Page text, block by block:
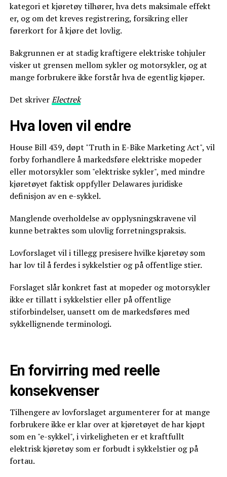
kategori et kjøretøy tilhører, hva dets maksimale effekt
er, og om det kreves registrering, forsikring eller
førerkort for å kjøre det lovlig.
Bakgrunnen er at stadig kraftigere elektriske tohjuler
visker ut grensen mellom sykler og motorsykler, og at
mange forbrukere ikke forstår hva de egentlig kjøper.
Det skriverElectrek
Hva loven vil endre
House Bill 439, døpt "Truth in E-Bike Marketing Act", vil
forby forhandlere å markedsføre elektriske mopeder
eller motorsykler som "elektriske sykler", med mindre
kjøretøyet faktisk oppfyller Delawares juridiske
definisjon av en e-sykkel.
Manglende overholdelse av opplysningskravene vil
kunne betraktes som ulovlig forretningspraksis.
Lovforslaget vil i tillegg presisere hvilke kjøretøy som
har lov til å ferdes i sykkelstier og på offentlige stier.
Forslaget slår konkret fast at mopeder og motorsykler
ikke er tillatt i sykkelstier eller på offentlige
stiforbindelser, uansett om de markedsføres med
sykkellignende terminologi.
En forvirring med reelle
konsekvenser
Tilhengere av lovforslaget argumenterer for at mange
forbrukere ikke er klar over at kjøretøyet de har kjøpt
som en "e-sykkel", i virkeligheten er et kraftfullt
elektrisk kjøretøy som er forbudt i sykkelstier og på
fortau.